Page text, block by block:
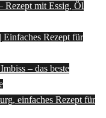
Rezept mit Essig, Öl
Rezept für
– das beste
einfaches Rezept für